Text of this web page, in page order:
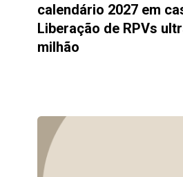
calendário 2027 em
Liberação de RPVs
milhão